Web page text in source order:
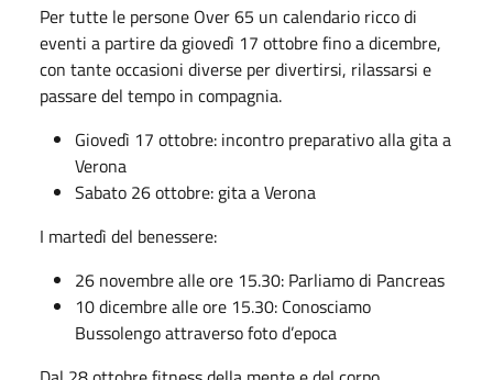
Per tutte le persone Over 65 un calendario ricco di
eventi a partire da giovedì 17 ottobre fino a dicembre,
con tante occasioni diverse per divertirsi, rilassarsi e
passare del tempo in compagnia.
Giovedì 17 ottobre: incontro preparativo alla gita a
Verona
Sabato 26 ottobre: gita a Verona
I martedì del benessere:
26 novembre alle ore 15.30: Parliamo di Pancreas
10 dicembre alle ore 15.30: Conosciamo
Bussolengo attraverso foto d’epoca